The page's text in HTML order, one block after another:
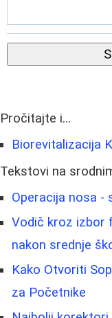
Pročitajte i...
Biorevitalizacija
Tekstovi na
Operacija nosa -
Vodič kroz izbor
nakon srednje
Kako Otvoriti
za Početnike